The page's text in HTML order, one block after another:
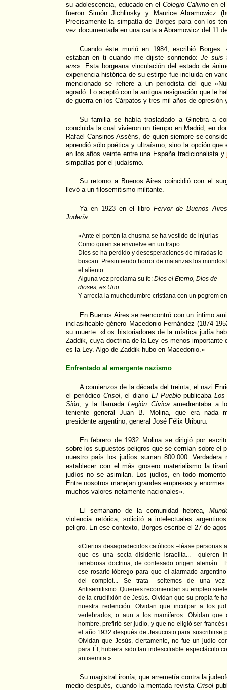
su adolescencia, educado en el Colegio Calvinoen el
fueron Simón Jichlinsky y Maurice Abramowicz
Precisamente la simpatía de Borges para con los
vez documentada en una carta a Abramowicz del 11
Cuando éste murió en 1984, escribió Borges:
estaban en ti cuando me dijiste sonriendo:Je suis
ans». Esta borgeana vinculación del estado de
experiencia histórica de su estirpe fue incluida en
mencionado se refiere a un periodista del que
agradó. Lo aceptó con la antigua resignación que le
de guerra en los Cárpatos y tres mil años de opresión
Su familia se había trasladado a Ginebra a
concluida la cual vivieron un tiempo en Madrid, en
Rafael Cansinos Asséns, de quien siempre se
aprendió sólo poética y ultraísmo, sino la opción que
en los años veinte entre una España tradicionalista y
simpatías por el judaísmo.
Su retorno a Buenos Aires coincidió con el
llevó a un filosemitismo militante.
Ya en 1923 en el libroFervor de Buenos
Judería:
«Ante el portón la chusma se ha vestido de injurias
Como quien se envuelve en un trapo.
Dios se ha perdido y desesperaciones de miradas lo
buscan. Presintiendo horror de matanzas los
el aliento.
Alguna vez proclama su fe: Dios el Eterno, Dios de
dioses, es Uno.
Y arrecia la muchedumbre cristiana con un pogrom
En Buenos Aires se reencontró con un íntimo
inclasificable género Macedonio Fernández (1874-
su muerte: «Los historiadores de la mística judía
Zaddik, cuya doctrina de la Ley es menos importante
es la Ley. Algo de Zaddik hubo en Macedonio.»
Enfrentado al emergente nazismo
A comienzos de la década del treinta, el nazi
el periódico Crisol, el diario El PueblopublicabaLos
Sión, y la llamada Legión Cívicaamedrentaba a
teniente general Juan B. Molina, que era nada
presidente argentino, general José Félix Uriburu.
En febrero de 1932 Molina se dirigió por
sobre los supuestos peligros que se cernían sobre el
nuestro país los judíos suman 800.000. Verdadera
establecer con el más grosero materialismo la
judíos no se asimilan. Los judíos, en todo
Entre nosotros manejan grandes empresas y
muchos valores netamente nacionales».
El semanario de la comunidad hebrea,
violencia retórica, solicitó a intelectuales
peligro. En ese contexto, Borges escribe el 27 de
«Ciertos desagradecidos católicos –léase personas
que es una secta disidente israelita...– quieren
tenebrosa doctrina, de confesado origen alemán...
ese rosario lóbrego para que el alarmado
del complot... Se trata –soltemos de una
Antisemitismo. Quienes recomiendan su empleo
de la crucifixión de Jesús. Olvidan que su propia fe
nuestra redención. Olvidan que inculpar a los
vertebrados, o aun a los mamíferos. Olvidan que
hombre, prefirió ser judío, y que no eligió ser
el año 1932 después de Jesucristo para suscribirse
Olvidan que Jesús, ciertamente, no fue un judío
para Él, hubiera sido tan indescifrable espectáculo
antisemita.»
Su magistral ironía, que arremetía contra la
medio después, cuando la mentada revistaCrisol